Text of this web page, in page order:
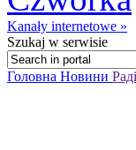
Kanały internetowe »
Szukaj w serwisie
Головна Новини